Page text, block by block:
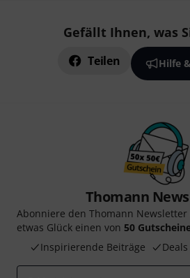
Gefällt Ihnen, was
Teilen Hilfe
Thomann
Abonniere den Thomann
etwas Glück einen von 50
Inspirierende Beiträge
Deals